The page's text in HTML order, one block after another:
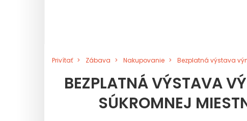
Privítať Zábava Nakupovanie Bezplatná výstava
BEZPLATNÁ VÝSTAVA
SÚKROMNEJ